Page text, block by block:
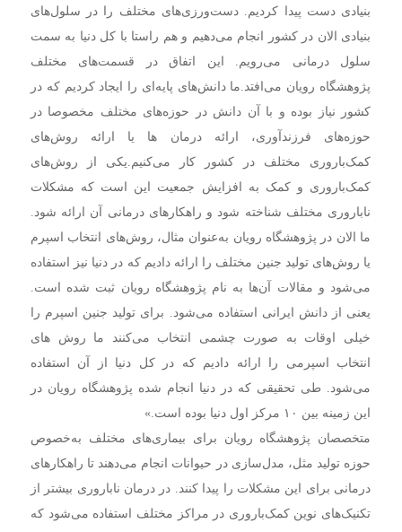
بنیادی دست پیدا کردیم. دست‌ورزی‌های مختلف را در سلول‌های
بنیادی الان در کشور انجام می‌دهیم و هم راستا با کل دنیا به سمت
سلول درمانی می‌رویم. این اتفاق در قسمت‌های مختلف
پژوهشگاه رویان می‌افتد.ما دانش‌های پایه‌ای را ایجاد کردیم که در
کشور نیاز بوده و با آن دانش در حوزه‌های مختلف مخصوصا در
حوزه‌های فرزندآوری، ارائه درمان ها یا ارائه روش‌های
کمک‌باروری مختلف در کشور کار می‌کنیم.یکی از روش‌های
کمک‌باروری و کمک به افزایش جمعیت این است که مشکلات
ناباروری مختلف شناخته شود و راهکارهای درمانی آن ارائه شود.
ما الان در پژوهشگاه رویان به‌عنوان مثال، روش‌های انتخاب اسپرم
یا روش‌های تولید جنین مختلف را ارائه دادیم که در دنیا نیز استفاده
می‌شود و مقالات آن‌ها به نام پژوهشگاه رویان ثبت شده است.
یعنی از دانش ایرانی استفاده می‌شود. برای تولید جنین اسپرم را
خیلی اوقات به صورت چشمی انتخاب می‌کنند ما روش های
انتخاب اسپرمی را ارائه دادیم که در کل دنیا از آن استفاده
می‌شود. طی تحقیقی که در دنیا انجام شده پژوهشگاه رویان در
این زمینه بین ۱۰ مرکز اول دنیا بوده است.»
متخصصان پژوهشگاه رویان برای بیماری‌های مختلف به‌خصوص
حوزه تولید مثل، مدل‌سازی در حیوانات انجام می‌دهند تا راهکارهای
درمانی برای این مشکلات را پیدا کنند. در درمان ناباروری بیشتر از
تکنیک‌های نوین کمک‌باروری در مراکز مختلف استفاده می‌شود که